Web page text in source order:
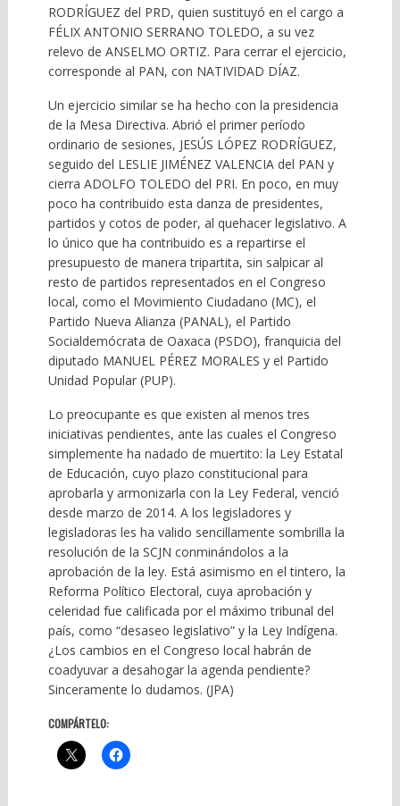
RODRÍGUEZ del PRD, quien sustituyó en el cargo a
FÉLIX ANTONIO SERRANO TOLEDO, a su vez
relevo de ANSELMO ORTIZ. Para cerrar el ejercicio,
corresponde al PAN, con NATIVIDAD DÍAZ.
Un ejercicio similar se ha hecho con la presidencia
de la Mesa Directiva. Abrió el primer período
ordinario de sesiones, JESÚS LÓPEZ RODRÍGUEZ,
seguido del LESLIE JIMÉNEZ VALENCIA del PAN y
cierra ADOLFO TOLEDO del PRI. En poco, en muy
poco ha contribuido esta danza de presidentes,
partidos y cotos de poder, al quehacer legislativo. A
lo único que ha contribuido es a repartirse el
presupuesto de manera tripartita, sin salpicar al
resto de partidos representados en el Congreso
local, como el Movimiento Ciudadano (MC), el
Partido Nueva Alianza (PANAL), el Partido
Socialdemócrata de Oaxaca (PSDO), franquicia del
diputado MANUEL PÉREZ MORALES y el Partido
Unidad Popular (PUP).
Lo preocupante es que existen al menos tres
iniciativas pendientes, ante las cuales el Congreso
simplemente ha nadado de muertito: la Ley Estatal
de Educación, cuyo plazo constitucional para
aprobarla y armonizarla con la Ley Federal, venció
desde marzo de 2014. A los legisladores y
legisladoras les ha valido sencillamente sombrilla la
resolución de la SCJN conminándolos a la
aprobación de la ley. Está asimismo en el tintero, la
Reforma Político Electoral, cuya aprobación y
celeridad fue calificada por el máximo tribunal del
país, como “desaseo legislativo” y la Ley Indígena.
¿Los cambios en el Congreso local habrán de
coadyuvar a desahogar la agenda pendiente?
Sinceramente lo dudamos. (JPA)
COMPÁRTELO: